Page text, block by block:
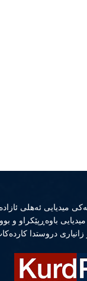
میدیایی ئەهلی
باوەڕپێكراو و
دروستدا